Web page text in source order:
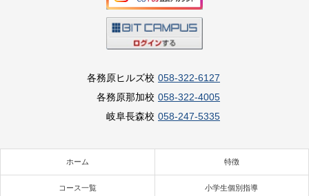
各務原ヒルズ校 058-322-6127
各務原那加校 058-322-4005
岐阜長森校 058-247-5335
ホーム 特徴
コース一覧 小学生個別指導